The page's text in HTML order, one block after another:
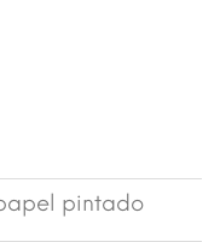
pintado